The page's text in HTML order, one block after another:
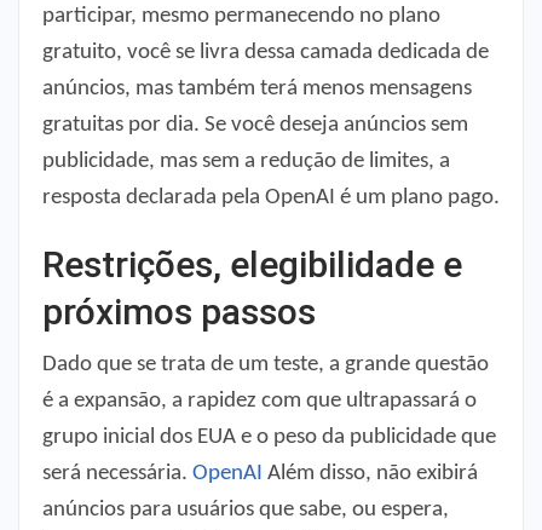
participar, mesmo permanecendo no plano
gratuito, você se livra dessa camada dedicada de
anúncios, mas também terá menos mensagens
gratuitas por dia. Se você deseja anúncios sem
publicidade, mas sem a redução de limites, a
resposta declarada pela OpenAI é um plano pago.
Restrições, elegibilidade e
próximos passos
Dado que se trata de um teste, a grande questão
é a expansão, a rapidez com que ultrapassará o
grupo inicial dos EUA e o peso da publicidade que
será necessária. OpenAI Além disso, não exibirá
anúncios para usuários que sabe, ou espera,